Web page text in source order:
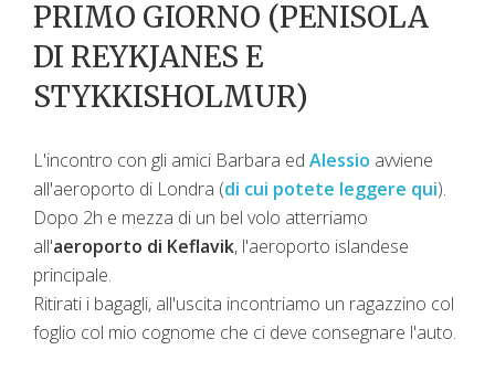
PRIMO GIORNO (PENISOLA
DI REYKJANES E
STYKKISHOLMUR)
L'incontro con gli amici Barbara ed Alessio avviene
all'aeroporto di Londra (di cui potete leggere qui).
Dopo 2h e mezza di un bel volo atterriamo
all'aeroporto di Keflavik, l'aeroporto islandese
principale.
Ritirati i bagagli, all'uscita incontriamo un ragazzino col
foglio col mio cognome che ci deve consegnare l'auto.